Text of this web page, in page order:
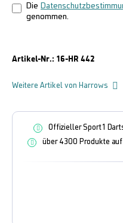
Die
genommen.
Artikel-Nr.: 16-HR 442
Weitere Artikel von Harrows
Offizieller Sport1
über 4300 Produkte